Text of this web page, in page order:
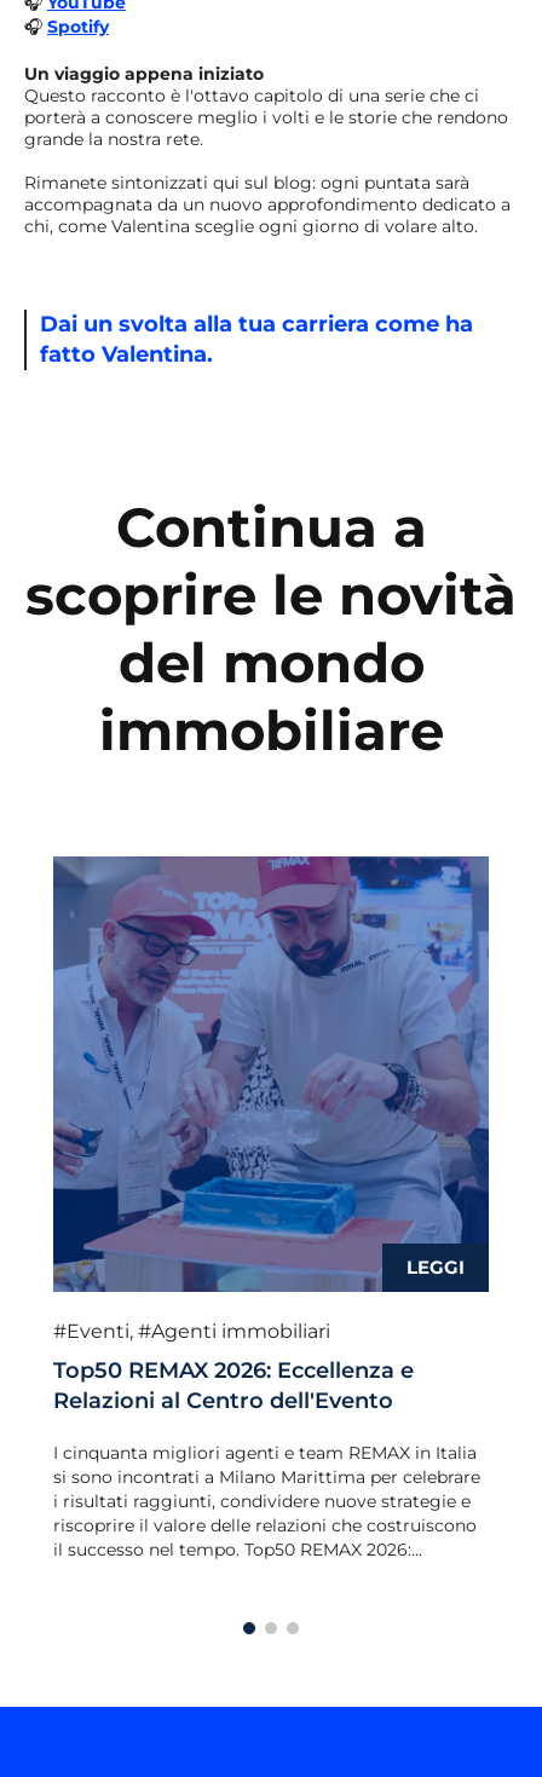
🎧 Spotify
Un viaggio appena iniziato
Questo racconto è l'ottavo capitolo di una serie che ci
porterà a conoscere meglio i volti e le storie che rendono
grande la nostra rete.
Rimanete sintonizzati qui sul blog: ogni puntata sarà
accompagnata da un nuovo approfondimento dedicato a
chi, come Valentina sceglie ogni giorno di volare alto.
Dai un svolta alla tua carriera come ha
fatto Valentina.
Continua a
scoprire le novità
del mondo
immobiliare
#Eventi, #Agenti immobiliari
Top50 REMAX 2026: Eccellenza e
Relazioni al Centro dell'Evento
I cinquanta migliori agenti e team REMAX in Italia
si sono incontrati a Milano Marittima per celebrare
i risultati raggiunti, condividere nuove strategie e
riscoprire il valore delle relazioni che costruiscono
il successo nel tempo. Top50 REMAX 2026:...